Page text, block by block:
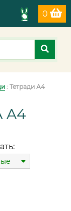
0
: Тетради А4
A4